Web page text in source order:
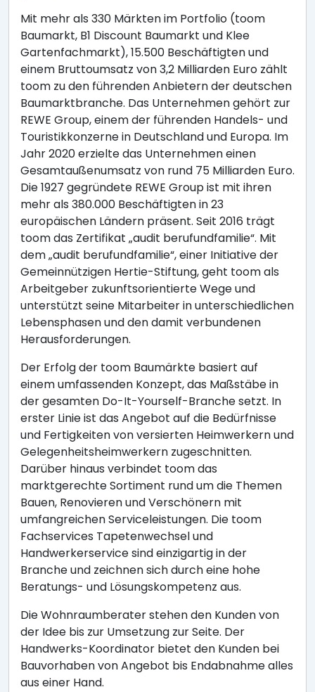
Mit mehr als 330 Märkten im Portfolio (toom
Baumarkt, B1 Discount Baumarkt und Klee
Gartenfachmarkt), 15.500 Beschäftigten und
einem Bruttoumsatz von 3,2 Milliarden Euro zählt
toom zu den führenden Anbietern der deutschen
Baumarktbranche. Das Unternehmen gehört zur
REWE Group, einem der führenden Handels- und
Touristikkonzerne in Deutschland und Europa. Im
Jahr 2020 erzielte das Unternehmen einen
Gesamtaußenumsatz von rund 75 Milliarden Euro.
Die 1927 gegründete REWE Group ist mit ihren
mehr als 380.000 Beschäftigten in 23
europäischen Ländern präsent. Seit 2016 trägt
toom das Zertifikat „audit berufundfamilie“. Mit
dem „audit berufundfamilie“, einer Initiative der
Gemeinnützigen Hertie-Stiftung, geht toom als
Arbeitgeber zukunftsorientierte Wege und
unterstützt seine Mitarbeiter in unterschiedlichen
Lebensphasen und den damit verbundenen
Herausforderungen.
Der Erfolg der toom Baumärkte basiert auf
einem umfassenden Konzept, das Maßstäbe in
der gesamten Do-It-Yourself-Branche setzt. In
erster Linie ist das Angebot auf die Bedürfnisse
und Fertigkeiten von versierten Heimwerkern und
Gelegenheitsheimwerkern zugeschnitten.
Darüber hinaus verbindet toom das
marktgerechte Sortiment rund um die Themen
Bauen, Renovieren und Verschönern mit
umfangreichen Serviceleistungen. Die toom
Fachservices Tapetenwechsel und
Handwerkerservice sind einzigartig in der
Branche und zeichnen sich durch eine hohe
Beratungs- und Lösungskompetenz aus.
Die Wohnraumberater stehen den Kunden von
der Idee bis zur Umsetzung zur Seite. Der
Handwerks-Koordinator bietet den Kunden bei
Bauvorhaben von Angebot bis Endabnahme alles
aus einer Hand.